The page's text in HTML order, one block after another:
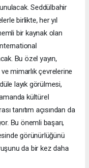
Seddülbahir
birlikte, her yıl
bir kaynak olan
Bu özel yayın,
mimarlık çevrelerine
layık görülmesi,
kültürel
tanıtım açısından da
Bu önemli başarı,
görünürlüğünü
da bir kez daha